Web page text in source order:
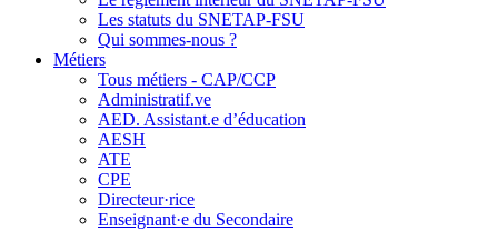
Les statuts du SNETAP-FSU
Qui sommes-nous ?
Métiers
Tous métiers - CAP/CCP
Administratif.ve
AED. Assistant.e d’éducation
AESH
ATE
CPE
Directeur·rice
Enseignant·e du Secondaire